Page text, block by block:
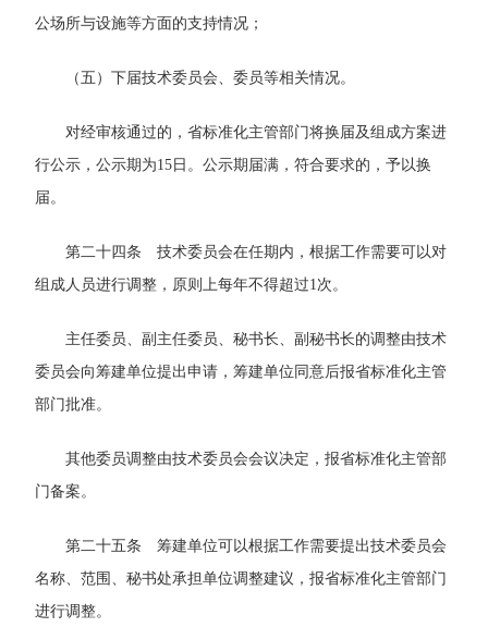
公场所与设施等方面的支持情况；
（五）下届技术委员会、委员等相关情况。
对经审核通过的，省标准化主管部门将换届及组成方案进
行公示，公示期为15日。公示期届满，符合要求的，予以换
届。
第二十四条 技术委员会在任期内，根据工作需要可以对
组成人员进行调整，原则上每年不得超过1次。
主任委员、副主任委员、秘书长、副秘书长的调整由技术
委员会向筹建单位提出申请，筹建单位同意后报省标准化主管
部门批准。
其他委员调整由技术委员会会议决定，报省标准化主管部
门备案。
第二十五条 筹建单位可以根据工作需要提出技术委员会
名称、范围、秘书处承担单位调整建议，报省标准化主管部门
进行调整。